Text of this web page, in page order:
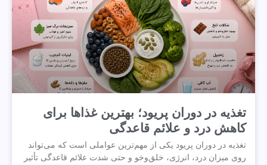
تغذیه در دوران پریود؛ بهترین غذاها برای
کاهش درد و علائم قاعدگی
تغذیه در دوران پریود یکی از مهم‌ترین عواملی است که می‌تواند
روی میزان درد، انرژی، خلق‌وخو و حتی شدت علائم قاعدگی تأثیر